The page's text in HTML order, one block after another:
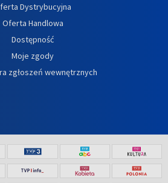
Dystrybucyjna
Oferta Handlowa
Dostępność
Moje zgody
zgłoszeń wewnętrznych